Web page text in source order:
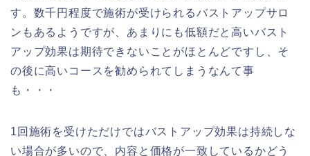
す。数千円程度で施術が受けられるバストアップサロ
ンもあるようですが、あまりにも低額だと高いバスト
アップ効果は期待できないことがほとんどですし、そ
の後に高いコースを勧められてしまうなんて事
も・・・
1回施術を受けただけではバストアップ効果は持続しな
い場合が多いので、内容と価格が一致しているかどう